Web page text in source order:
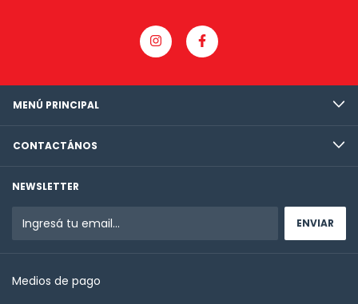
MENÚ PRINCIPAL
CONTACTÁNOS
NEWSLETTER
Medios de pago